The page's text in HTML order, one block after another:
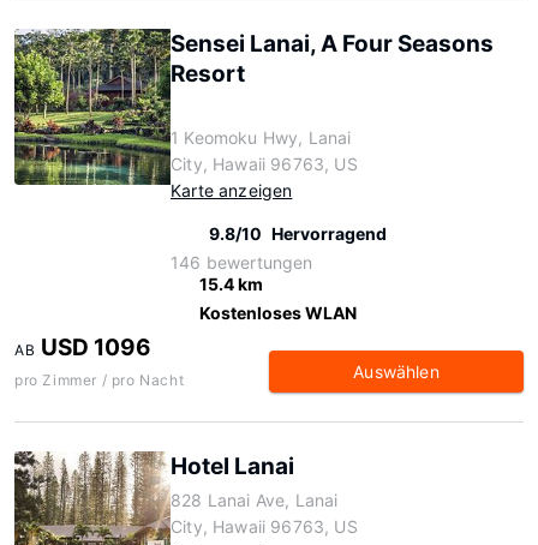
Sensei Lanai, A Four Seasons
Resort
1 Keomoku Hwy, Lanai
City, Hawaii 96763, US
Karte anzeigen
9.8/10 Hervorragend
146 bewertungen
15.4 km
Kostenloses WLAN
AB USD 1096
pro Zimmer / pro Nacht Auswählen
Hotel Lanai
828 Lanai Ave, Lanai
City, Hawaii 96763, US